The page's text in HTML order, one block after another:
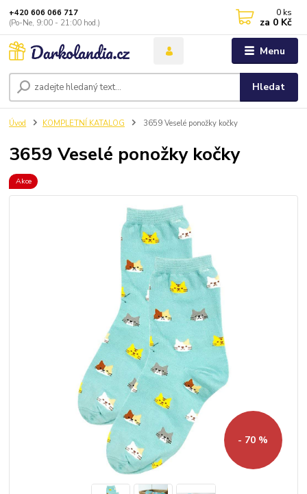
Menu
Hledat
+420 606 066 717
(Po-Ne, 9:00 - 21:00 hod.)
0 ks
za 0 Kč
Úvod KOMPLETNÍ KATALOG 3659 Veselé ponožky kočky
3659 Veselé ponožky kočky
Akce
- 70 %